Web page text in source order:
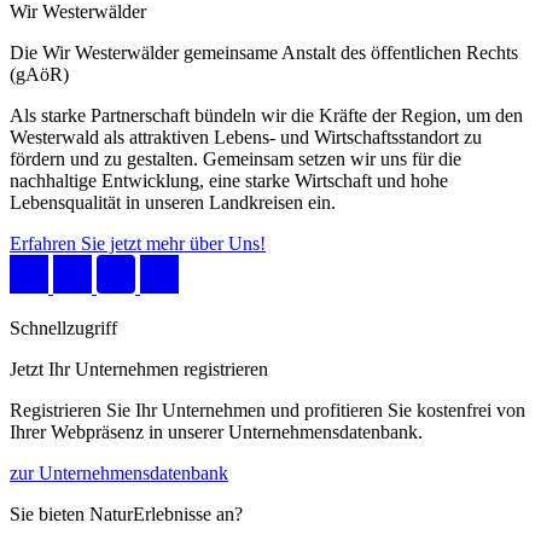
Wir Westerwälder
Die Wir Westerwälder gemeinsame Anstalt des öffentlichen Rechts
(gAöR)
Als starke Partnerschaft bündeln wir die Kräfte der Region, um den
Westerwald als attraktiven Lebens- und Wirtschaftsstandort zu
fördern und zu gestalten. Gemeinsam setzen wir uns für die
nachhaltige Entwicklung, eine starke Wirtschaft und hohe
Lebensqualität in unseren Landkreisen ein.
Erfahren Sie jetzt mehr über Uns!
Schnellzugriff
Jetzt Ihr Unternehmen registrieren
Registrieren Sie Ihr Unternehmen und profitieren Sie kostenfrei von
Ihrer Webpräsenz in unserer Unternehmensdatenbank.
zur Unternehmensdatenbank
Sie bieten NaturErlebnisse an?